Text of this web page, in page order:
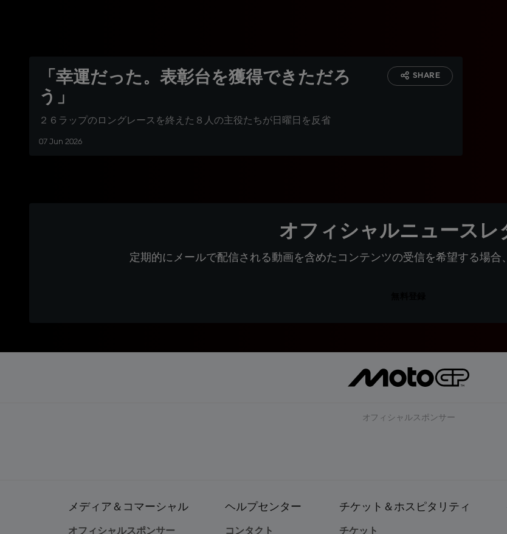
「幸運だった。表彰台を獲得できただろ
う」
２６ラップのロングレースを終えた８人の主役たちが日曜日を反省
07 Jun 2026
SHARE
オフィシャルニュースレ
定期的にメールで配信される動画を含めたコンテンツの受信を希望する場
オフィシャルスポンサー
メディア＆コマーシャル
オフィシャルスポンサー
ヘルプセンター
コンタクト
チケット＆ホスピタリティ
チケット